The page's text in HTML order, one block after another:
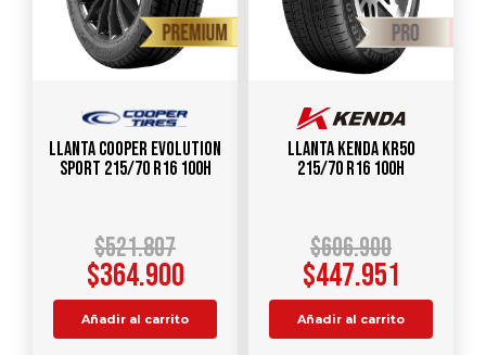
Llanta COOPER Evolution
Sport 215/70 R16 100H
$521.807
$364.900
Añadir al carrito
Llanta KENDA KR50
215/70 R16 100H
$606.900
$447.951
Añadir al carrito